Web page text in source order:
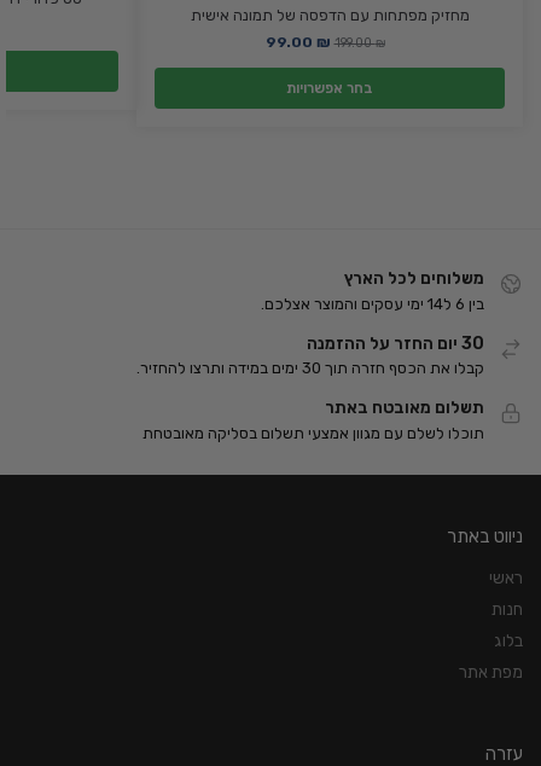
מחזיק מפתחות עם הדפסה של תמונה אישית
199.00₪
99.00 ₪
בחר אפשרויות
משלוחים לכל הארץ
בין 6 ל14 ימי עסקים והמוצר אצלכם.
30 יום החזר על ההזמנה
קבלו את הכסף חזרה תוך 30 ימים במידה ותרצו להחזיר.
תשלום מאובטח באתר
תוכלו לשלם עם מגוון אמצעי תשלום בסליקה מאובטחת
ניווט באתר
ראשי
חנות
בלוג
מפת אתר
עזרה